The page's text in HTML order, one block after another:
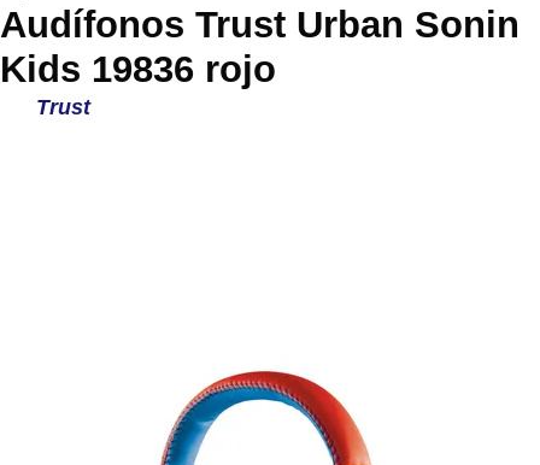
Audífonos Trust Urban Sonin
Kids 19836 rojo
Trust